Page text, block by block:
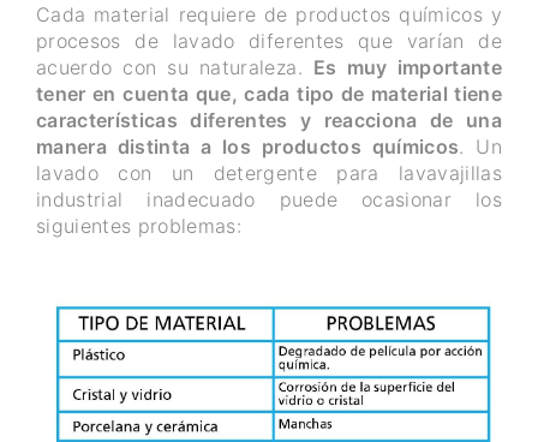
Cada material requiere de productos químicos y
procesos de lavado diferentes que varían de
acuerdo con su naturaleza. Es muy importante
tener en cuenta que, cada tipo de material tiene
características diferentes y reacciona de una
manera distinta a los productos químicos. Un
lavado con un detergente para lavavajillas
industrial inadecuado puede ocasionar los
siguientes problemas: